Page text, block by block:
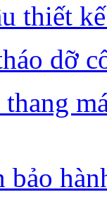
thiết
dỡ